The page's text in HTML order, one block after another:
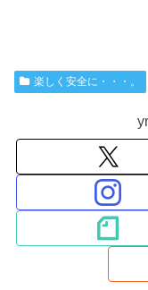
楽しく安全に・・・。